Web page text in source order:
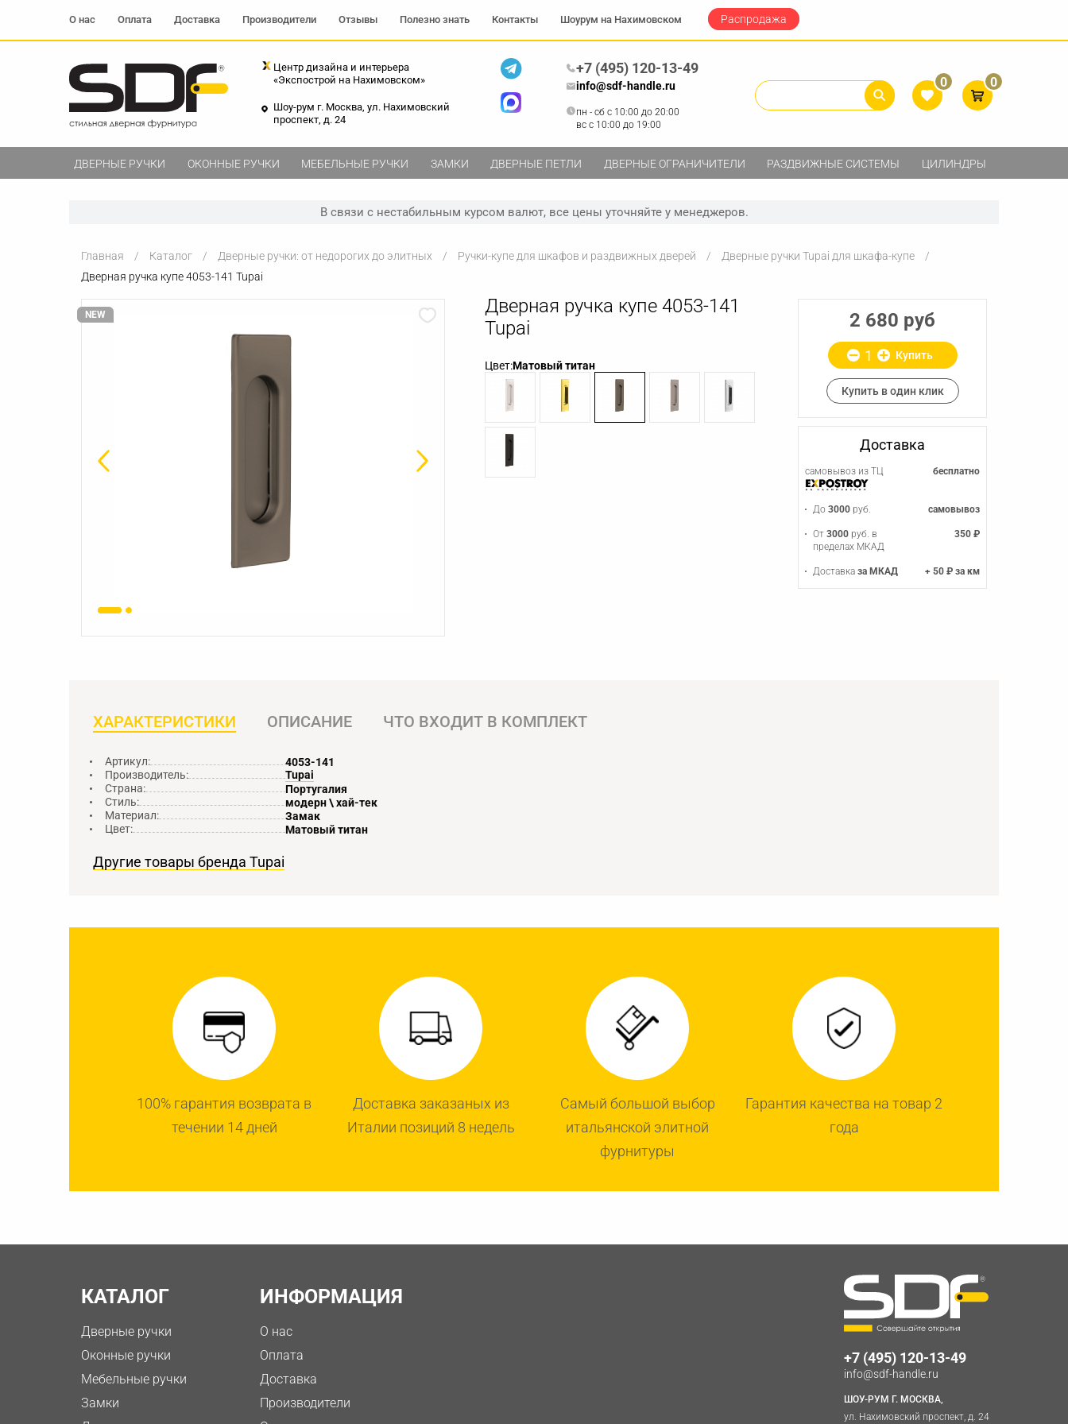
Центр дизайна и интерьера
«Экспострой на Нахимовском»
Шоу-рум г. Москва, ул. Нахимовский
проспект, д. 24
+7 (495) 120-13-49
info@sdf-handle.ru
пн - сб c 10:00 до 20:00
вс c 10:00 до 19:00
0 0
О нас Оплата Доставка Производители Отзывы Полезно знать Контакты Шоурум на Нахимовском Распродажа
ДВЕРНЫЕ РУЧКИ ОКОННЫЕ РУЧКИ МЕБЕЛЬНЫЕ РУЧКИ ЗАМКИ ДВЕРНЫЕ ПЕТЛИ ДВЕРНЫЕ ОГРАНИЧИТЕЛИ РАЗДВИЖНЫЕ СИСТЕМЫ ЦИЛИНДРЫ
В связи с нестабильным курсом валют, все цены уточняйте у менеджеров.
Главная Каталог Дверные ручки: от недорогих до элитных Ручки-купе для шкафов и раздвижных дверей
Дверные ручки Tupai для шкафа-купе
Дверная ручка купе 4053-141 Tupai
NEW
Дверная ручка купе 4053-141
Tupai
Цвет:Матовый титан
2 680 руб
Купить
Купить в один клик
Доставка
самовывоз из ТЦ бесплатно
До3000 руб. самовывоз
От3000 руб. в
пределах МКАД
350 ₽
Доставказа МКАД + 50 ₽ за км
ХАРАКТЕРИСТИКИ ОПИСАНИЕ ЧТО ВХОДИТ В КОМПЛЕКТ
Артикул:
4053-141
Производитель:
Tupai
Страна:
Португалия
Стиль:
модерн \ хай-тек
Материал:
Замак
Цвет:
Матовый титан
Другие товары бренда Tupai
100% гарантия возврата в
течении 14 дней
Доставка заказаных из
Италии позиций 8 недель
Самый большой выбор
итальянской элитной
фурнитуры
Гарантия качества на товар 2
года
КАТАЛОГ
Дверные ручки
Оконные ручки
Мебельные ручки
Замки
ИНФОРМАЦИЯ
О нас
Оплата
Доставка
Производители
+7 (495) 120-13-49
info@sdf-handle.ru
ШОУ-РУМ Г. МОСКВА,
ул. Нахимовский проспект, д. 24